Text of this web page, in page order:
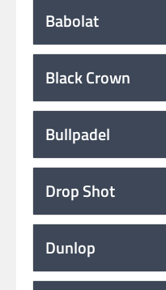
Babolat
Black Crown
Bullpadel
Drop Shot
Dunlop